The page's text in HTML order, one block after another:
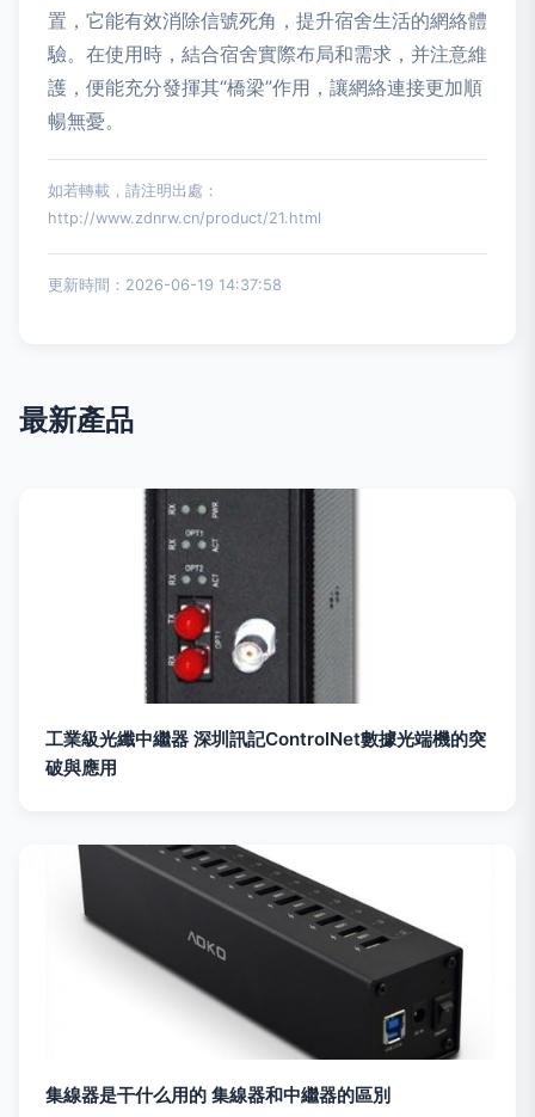
置，它能有效消除信號死角，提升宿舍生活的網絡體
驗。在使用時，結合宿舍實際布局和需求，并注意維
護，便能充分發揮其“橋梁”作用，讓網絡連接更加順
暢無憂。
如若轉載，請注明出處：
http://www.zdnrw.cn/product/21.html
更新時間：2026-06-19 14:37:58
最新產品
工業級光纖中繼器 深圳訊記ControlNet數據光端機的突
破與應用
集線器是干什么用的 集線器和中繼器的區別